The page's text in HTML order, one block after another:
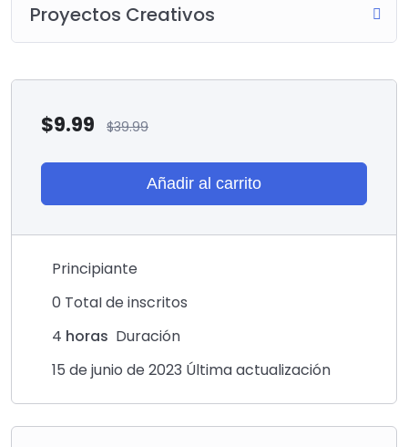
Proyectos Creativos
$9.99 $39.99
Añadir al carrito
Principiante
0 TotaI de inscritos
4 horas Duración
15 de junio de 2023 Última actualización